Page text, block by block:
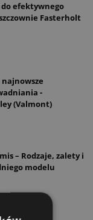
efektywnego
Fasterholt
-
(Valmont)
– Rodzaje, zalety i
modelu